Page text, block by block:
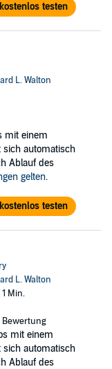
testen
L. Walton
mit einem
sich automatisch
Ablauf des
gelten.
testen
L. Walton
Min.
Bewertung
mit einem
sich automatisch
Ablauf des